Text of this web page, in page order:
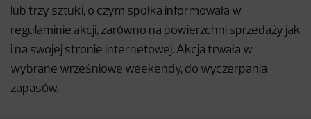
lub trzy sztuki, o czym spółka informowała w
regulaminie akcji, zarówno na powierzchni sprzedaży jak
i na swojej stronie internetowej. Akcja trwała w
wybrane wrześniowe weekendy, do wyczerpania
zapasów.